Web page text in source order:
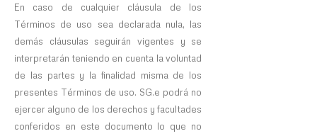
En caso de cualquier cláusula de los
Términos de uso sea declarada nula, las
demás cláusulas seguirán vigentes y se
interpretarán teniendo en cuenta la voluntad
de las partes y la finalidad misma de los
presentes Términos de uso. SG.e podrá no
ejercer alguno de los derechos y facultades
conferidos en este documento lo que no